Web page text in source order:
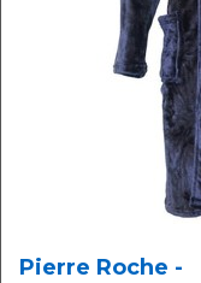
Pierre Roche -